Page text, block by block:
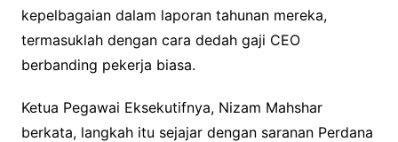
kepelbagaian dalam laporan tahunan mereka,
termasuklah dengan cara dedah gaji CEO
berbanding pekerja biasa.
Ketua Pegawai Eksekutifnya, Nizam Mahshar
berkata, langkah itu sejajar dengan saranan Perdana